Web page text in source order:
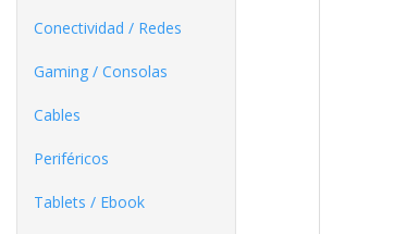
Conectividad / Redes
Gaming / Consolas
Cables
Periféricos
Tablets / Ebook